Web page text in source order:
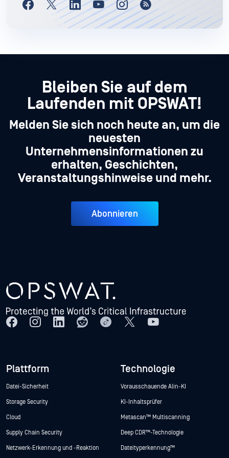
Bleiben Sie auf dem
Laufenden mit OPSWAT!
Melden Sie sich noch heute an, um die
neuesten
Unternehmensinformationen zu
erhalten, Geschichten,
Veranstaltungshinweise und mehr.
Abonnieren
Plattform
Datei-Sicherheit
Storage Security
Cloud
Supply Chain Security
Netzwerk-Erkennung und -Reaktion
Technologie
Vorausschauende Alin-KI
KI-Inhaltsprüfer
Metascan™ Multiscanning
Deep CDR™-Technologie
Dateityperkennung™